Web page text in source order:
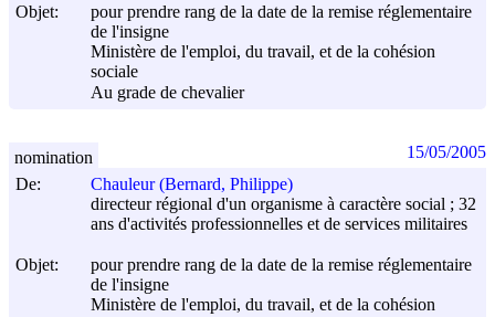
Objet:
pour prendre rang de la date de la remise réglementaire
de l'insigne
Ministère de l'emploi, du travail, et de la cohésion
sociale
Au grade de chevalier
De:
Chauleur (Bernard, Philippe)
directeur régional d'un organisme à caractère social ; 32
ans d'activités professionnelles et de services militaires
Objet:
pour prendre rang de la date de la remise réglementaire
de l'insigne
Ministère de l'emploi, du travail, et de la cohésion
nomination 15/05/2005